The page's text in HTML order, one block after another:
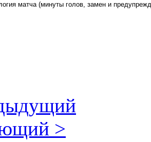
матча (минуты голов, замен и
>